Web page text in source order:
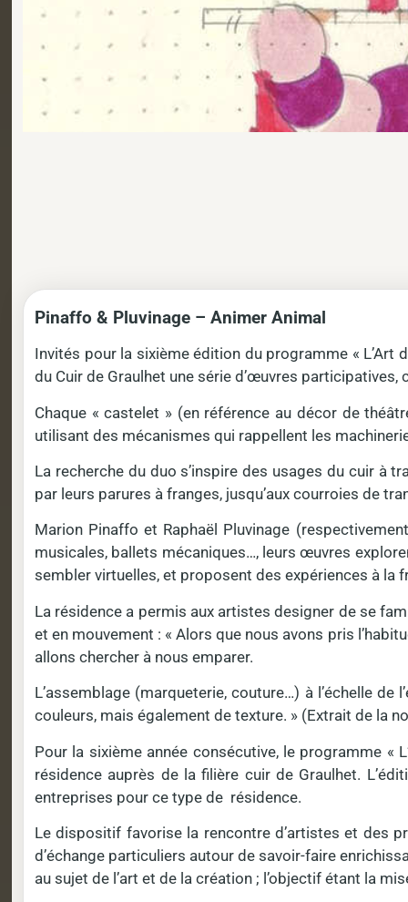
Pinaffo & Pluvinage – Animer Animal
Invités pour la sixième édition du programme «
du Cuir de Graulhet une série d’œuvres
Chaque « castelet » (en référence au décor de
utilisant des mécanismes qui rappellent les
La recherche du duo s’inspire des usages du cuir à
par leurs parures à franges, jusqu’aux courroies de
Marion Pinaffo et Raphaël Pluvinage
musicales, ballets mécaniques…, leurs œuvres
sembler virtuelles, et proposent des expériences à la
La résidence a permis aux artistes designer de se
et en mouvement : « Alors que nous avons pris
allons chercher à nous emparer.
L’assemblage (marqueterie, couture…) à l’échelle
couleurs, mais également de texture. » (Extrait de la
Pour la sixième année consécutive, le programme «
résidence auprès de la filière cuir de Graulhet.
entreprises pour ce type de résidence.
Le dispositif favorise la rencontre d’artistes et des
d’échange particuliers autour de savoir-faire
au sujet de l’art et de la création ; l’objectif étant la